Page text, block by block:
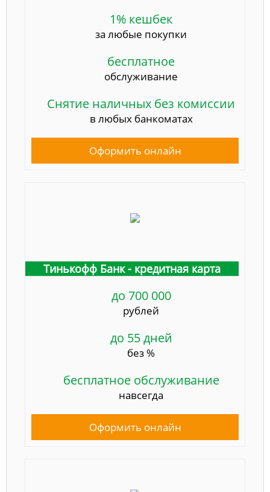
1% кешбек
за любые покупки
бесплатное
обслуживание
Снятие наличных без комиссии
в любых банкоматах
Оформить онлайн
Тинькофф Банк - кредитная карта
до 700 000
рублей
до 55 дней
без %
бесплатное обслуживание
навсегда
Оформить онлайн